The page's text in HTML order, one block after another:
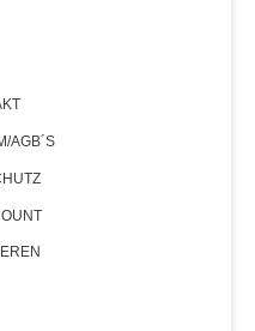
AGB´S